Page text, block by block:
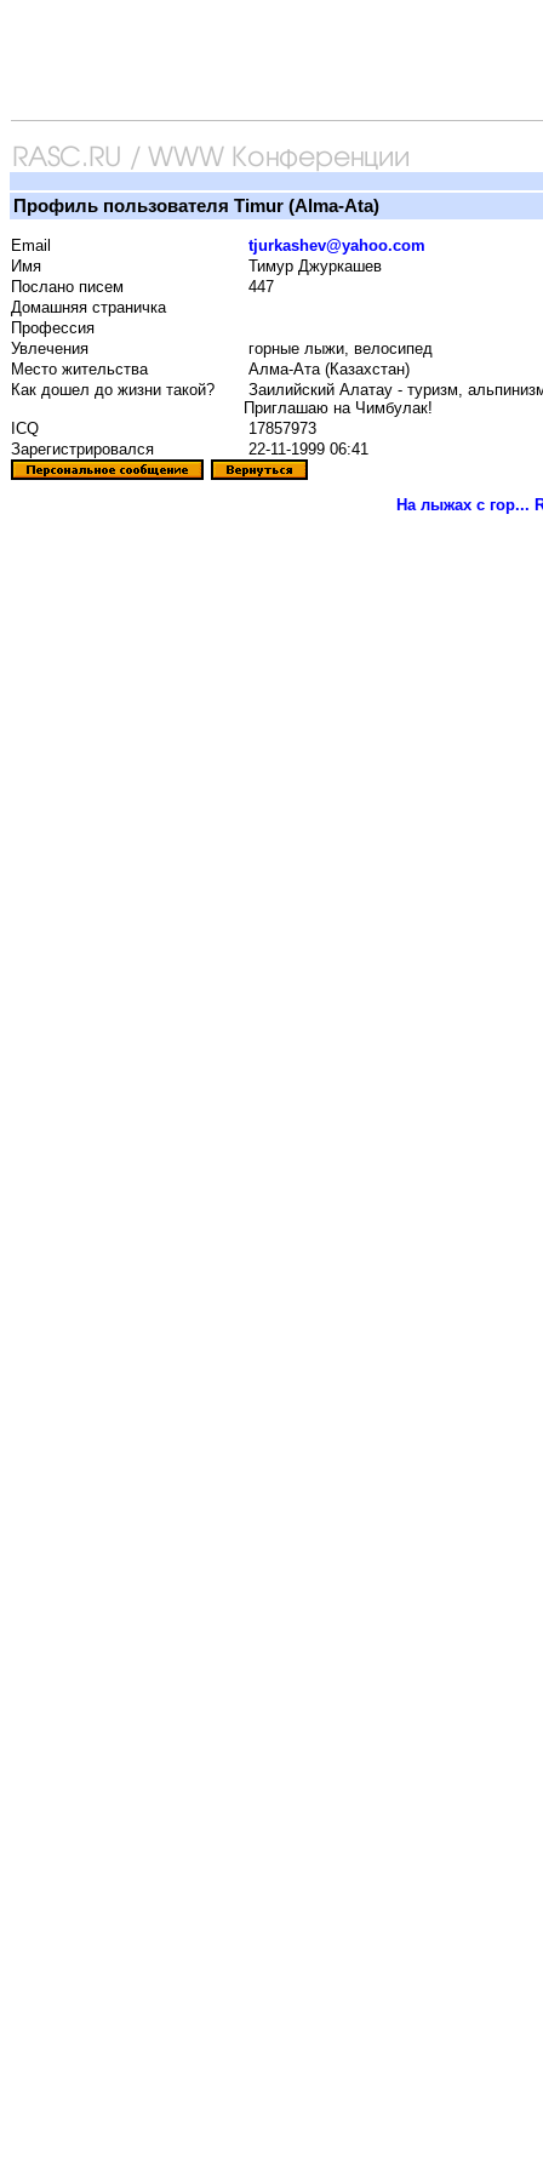
Профиль пользователя Timur (Alma-Ata)
Email
tjurkashev@yahoo.com
Имя
Тимур Джуркашев
Послано писем
447
Домашняя страничка
Профессия
Увлечения
горные лыжи, велосипед
Место жительства
Алма-Ата (Казахстан)
Как дошел до жизни такой?
Заилийский Алатау - туризм,
Приглашаю на Чимбулак!
ICQ
17857973
Зарегистрировался
22-11-1999 06:41
На лыжах с гор...